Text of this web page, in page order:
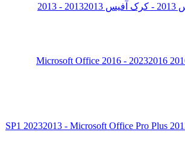
2013 - 2013
2016 - Microsoft Office 2016
2013 - Microsoft Office Pro Plus